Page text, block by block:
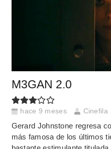
M3GAN 2.0
hace 9 meses Cinefila
Gerard Johnstone regresa
más famosa de los últimos